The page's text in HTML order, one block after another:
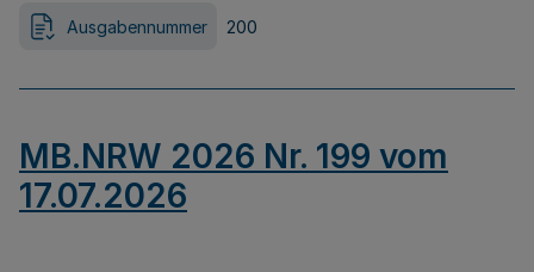
Ausgabennummer 200
MB.NRW 2026 Nr. 199 vom
17.07.2026